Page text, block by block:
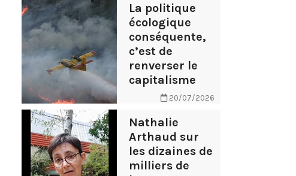
La politique
écologique
conséquente,
c’est de
renverser le
capitalisme
20/07/2026
Nathalie
Arthaud sur
les dizaines de
milliers de